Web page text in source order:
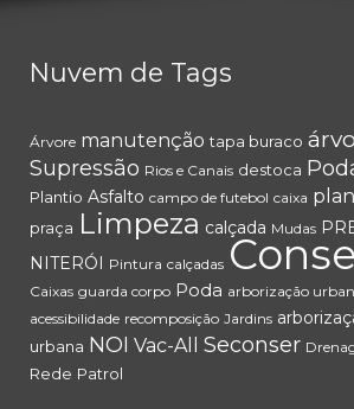
Nuvem de Tags
Árvore manutenção tapa buraco
Supressão Rios e Canais destoca
Plantio Asfalto campo de futebol caixa
praça Limpeza calçada Mudas
NITERÓI
Pintura calçadas
Caixas guarda corpo Poda arborização
acessibilidade recomposição Jardins
urbana NOI Vac-All Seconser
Rede Patrol